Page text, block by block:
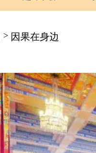
> 因果在身边